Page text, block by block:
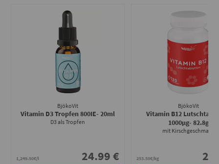
BjökoVit
Vitamin D3 Tropfen 800IE- 20ml
D3 als Tropfen
1,249.50€/l 24.99 €
BjökoVit
Vitamin B12
1000µg- 82.8g
mit Kirschgeschmack
253.50€/kg